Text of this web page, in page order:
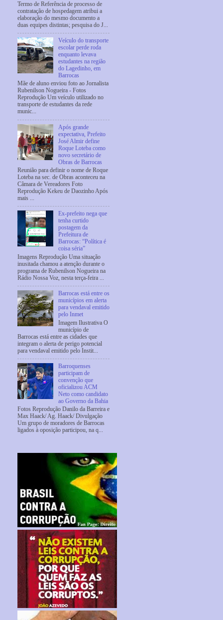
Termo de Referência de processo de
contratação de hospedagem atribui a
elaboração do mesmo documento a
duas equipes distintas; pesquisa do J...
Veículo do transporte
escolar perde roda
enquanto levava
estudantes na região
do Lagedinho, em
Barrocas
Mãe de aluno enviou foto ao Jornalista
Rubenilson Nogueira - Fotos
Reprodução Um veículo utilizado no
transporte de estudantes da rede
munic...
Após grande
expectativa, Prefeito
José Almir define
Roque Loteba como
novo secretário de
Obras de Barrocas
Reunião para definir o nome de Roque
Loteba na sec. de Obras aconteceu na
Câmara de Vereadores Foto
Reprodução Kekeu de Daozinho Após
mais ...
Ex-prefeito nega que
tenha curtido
postagem da
Prefeitura de
Barrocas: “Política é
coisa séria”
Imagens Reprodução Uma situação
inusitada chamou a atenção durante o
programa de Rubenilson Nogueira na
Rádio Nossa Voz, nesta terça-feira ...
Barrocas está entre os
municípios em alerta
para vendaval emitido
pelo Inmet
Imagem Ilustrativa O
município de
Barrocas está entre as cidades que
integram o alerta de perigo potencial
para vendaval emitido pelo Instit...
Barroquenses
participam de
convenção que
oficializou ACM
Neto como candidato
ao Governo da Bahia
Fotos Reprodução Danilo da Barreira e
Max Haack/ Ag. Haack/ Divulgação
Um grupo de moradores de Barrocas
ligados à oposição participou, na q...